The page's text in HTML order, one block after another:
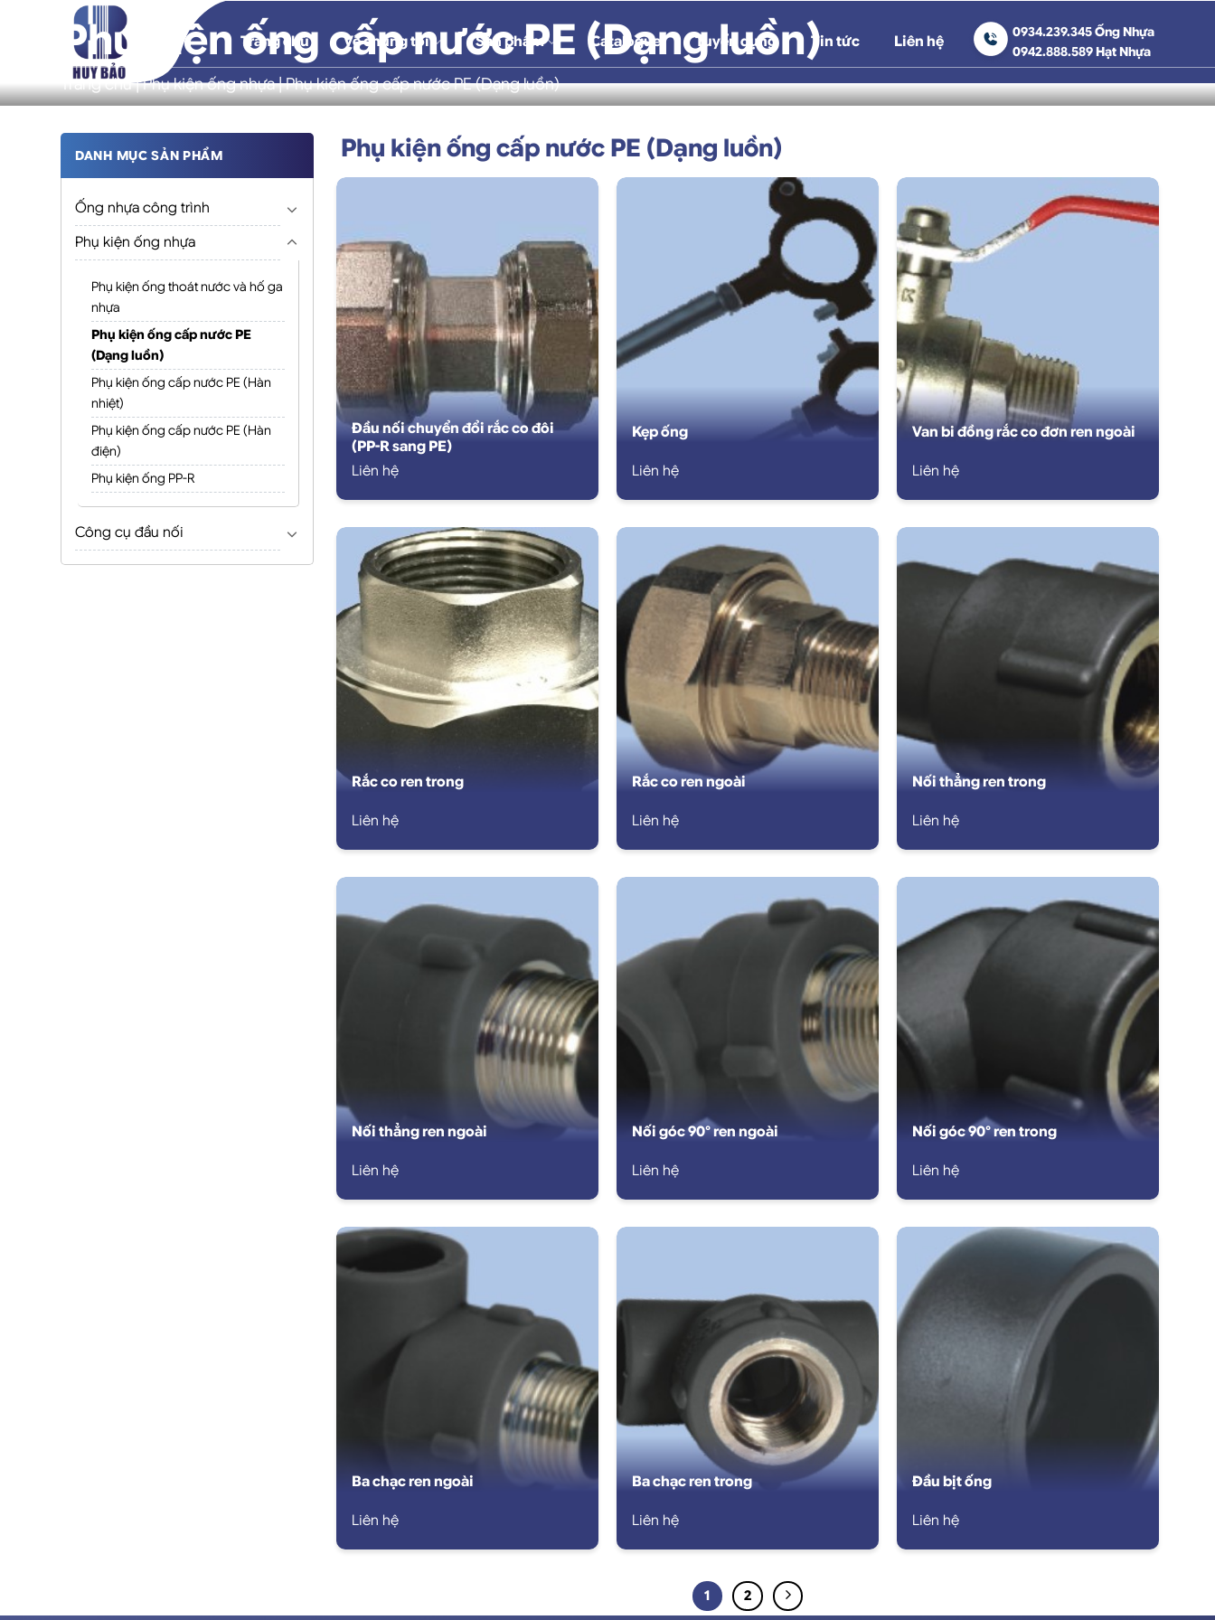
Trang chủ Về chúng tôi Sản phẩm Catalogue Tuyển dụng Tin tức Liên hệ
0934.239.345 Ống Nhựa
0942.888.589 Hạt Nhựa
Phụ kiện ống cấp nước PE (Dạng luồn)
Trang chủ|Phụ kiện ống nhựa|Phụ kiện ống cấp nước PE (Dạng luồn)
DANH MỤC SẢN PHẨM
Ống nhựa công trình
Phụ kiện ống nhựa
Phụ kiện ống thoát nước và hố ga
nhựa
Phụ kiện ống cấp nước PE
(Dạng luồn)
Phụ kiện ống cấp nước PE (Hàn
nhiệt)
Phụ kiện ống cấp nước PE (Hàn
điện)
Phụ kiện ống PP-R
Công cụ đầu nối
Phụ kiện ống cấp nước PE (Dạng luồn)
Đầu nối chuyển đổi rắc co đôi
(PP-R sang PE)
Liên hệ
Kẹp ống
Liên hệ
Van bi đồng rắc co đơn ren ngoài
Liên hệ
Rắc co ren trong
Liên hệ
Rắc co ren ngoài
Liên hệ
Nối thẳng ren trong
Liên hệ
Nối thẳng ren ngoài
Liên hệ
Nối góc 90° ren ngoài
Liên hệ
Nối góc 90° ren trong
Liên hệ
Ba chạc ren ngoài
Liên hệ
Ba chạc ren trong
Liên hệ
Đầu bịt ống
Liên hệ
1 2